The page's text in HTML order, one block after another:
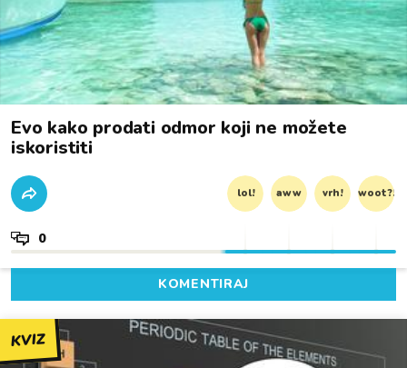
Evo kako prodati odmor koji ne možete
iskoristiti
lol! aww vrh! woot?!
0
KOMENTIRAJ
KVIZ